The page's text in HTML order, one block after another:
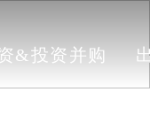
&投资并购